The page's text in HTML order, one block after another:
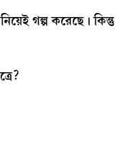
গল্প করেছে। কিন্তু